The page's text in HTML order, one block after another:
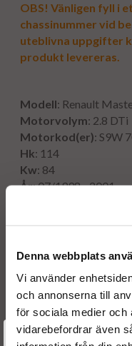
Denna webbplats
Vi använder
och annonserna till
för sociala medier och
vidarebefordrar även
OBS! Vänligen fyll i
chassinummer vid
uteblivna uppgifter
produkt levereras.
Modell: Renault
Motorvolym: 2.8 DTi
Motorkod(er): S9W
Hk: 114
Kw: 84
År: 07/1998 - 2001
Originalnummer
0460424145
0460424147
500323357
99459752